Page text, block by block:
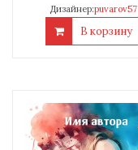
Дизайнер:puvarov57
В корзину